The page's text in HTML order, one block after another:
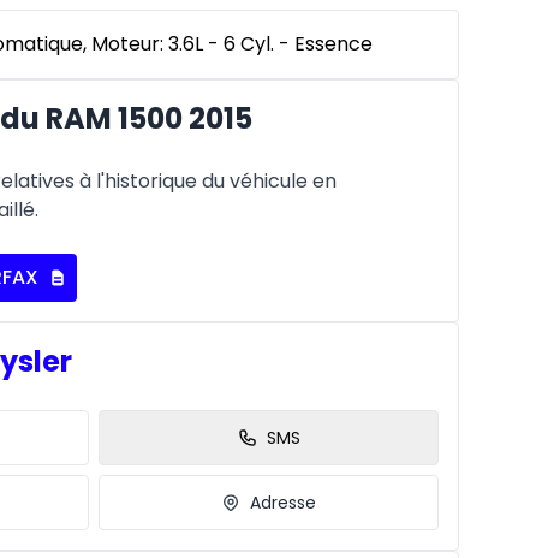
Moteur: 3.6L - 6 Cyl. - Essence
RAM 1500 2015
à l'historique du véhicule en
SMS
Adresse